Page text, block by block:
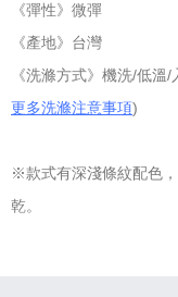
《彈性》微彈
《產地》台灣
《洗滌方式》機洗/低
更多洗滌注意事項)
※款式有深淺條紋配色
乾。